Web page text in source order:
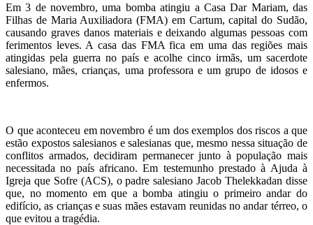
Em 3 de novembro, uma bomba atingiu a Casa Dar Mariam, das
Filhas de Maria Auxiliadora (FMA) em Cartum, capital do Sudão,
causando graves danos materiais e deixando algumas pessoas com
ferimentos leves. A casa das FMA fica em uma das regiões mais
atingidas pela guerra no país e acolhe cinco irmãs, um sacerdote
salesiano, mães, crianças, uma professora e um grupo de idosos e
enfermos.
O que aconteceu em novembro é um dos exemplos dos riscos a que
estão expostos salesianos e salesianas que, mesmo nessa situação de
conflitos armados, decidiram permanecer junto à população mais
necessitada no país africano. Em testemunho prestado à Ajuda à
Igreja que Sofre (ACS), o padre salesiano Jacob Thelekkadan disse
que, no momento em que a bomba atingiu o primeiro andar do
edifício, as crianças e suas mães estavam reunidas no andar térreo, o
que evitou a tragédia.